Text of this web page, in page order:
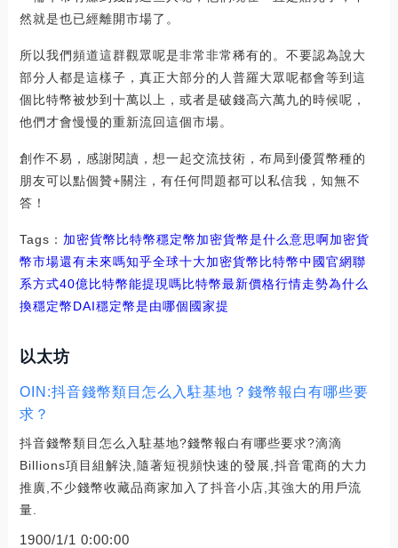
然就是也已經離開市場了。
所以我們頻道這群觀眾呢是非常非常稀有的。不要認為說大
部分人都是這樣子，真正大部分的人普羅大眾呢都會等到這
個比特幣被炒到十萬以上，或者是破錢高六萬九的時候呢，
他們才會慢慢的重新流回這個市場。
創作不易，感謝閱讀，想一起交流技術，布局到優質幣種的
朋友可以點個贊+關注，有任何問題都可以私信我，知無不
答！
Tags： 加密貨幣 比特幣穩定幣加密貨幣是什么意思啊加密貨
幣市場還有未來嗎知乎全球十大加密貨幣比特幣中國官網聯
系方式40億比特幣能提現嗎比特幣最新價格行情走勢為什么
換穩定幣DAI穩定幣是由哪個國家提
以太坊
OIN:抖音錢幣類目怎么入駐基地？錢幣報白有哪些要
求？
抖音錢幣類目怎么入駐基地?錢幣報白有哪些要求?滴滴
Billions項目組解決,隨著短視頻快速的發展,抖音電商的大力
推廣,不少錢幣收藏品商家加入了抖音小店,其強大的用戶流
量.
1900/1/1 0:00:00